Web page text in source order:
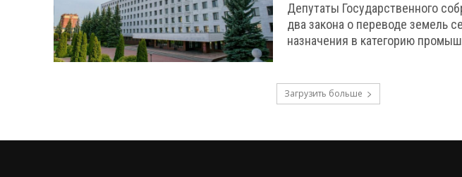
Депутаты Государственного
два закона о переводе земель
назначения в категорию
Загрузить больше